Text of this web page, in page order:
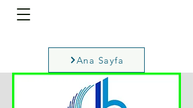
Ana Sayfa